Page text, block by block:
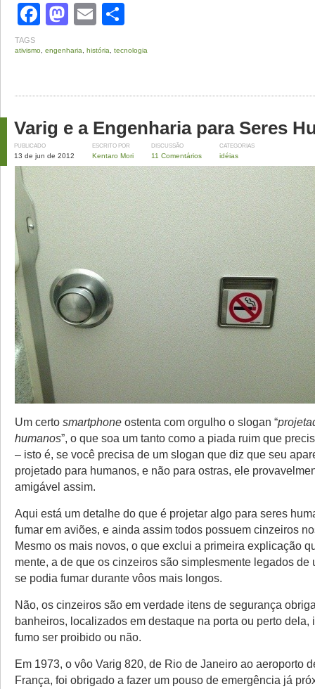
Facebook
Mastodon
Email
TAGS
ativismo engenharia história tecnologia
Varig e a Engenharia para Seres
PUBLICADO
13 de jun de 2012
ESCRITO POR
Kentaro Mori
DISCUSSÃO
11 Comentários
CATEGORIAS
idéias
Um certo smartphone ostenta com orgulho o slogan “
humanos”, o que soa um tanto como a piada ruim que
– isto é, se você precisa de um slogan que diz que seu
projetado para humanos, e não para ostras, ele
amigável assim.
Aqui está um detalhe do que é projetar algo para seres
fumar em aviões, e ainda assim todos possuem cinzeiros
Mesmo os mais novos, o que exclui a primeira explicação
mente, a de que os cinzeiros são simplesmente legados de
se podia fumar durante vôos mais longos.
Não, os cinzeiros são em verdade itens de segurança
banheiros, localizados em destaque na porta ou perto dela,
fumo ser proibido ou não.
Em 1973, o vôo Varig 820, de Rio de Janeiro ao aeroporto
França, foi obrigado a fazer um pouso de emergência já